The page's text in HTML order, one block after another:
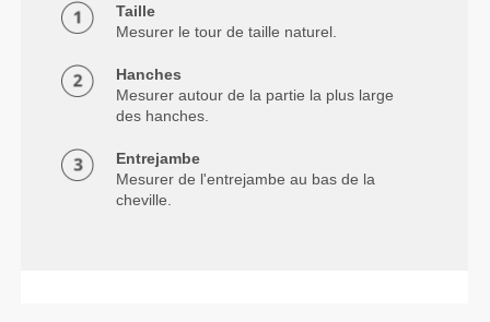
Taille
Mesurer le tour de taille naturel.
Hanches
Mesurer autour de la partie la plus large
des hanches.
Entrejambe
Mesurer de l'entrejambe au bas de la
cheville.